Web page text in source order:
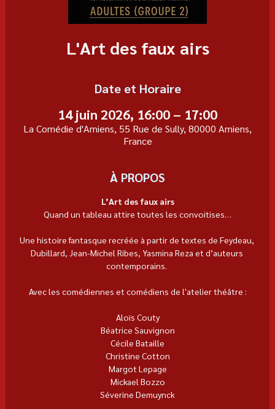
L'Art des faux airs
Date et Horaire
14 juin 2026, 16:00 – 17:00
La Comédie d'Amiens, 55 Rue de Sully, 80000 Amiens,
France
À PROPOS
L’Art des faux airs
Quand un tableau attire toutes les convoitises…
Une histoire fantasque recréée à partir de textes de Feydeau,
Dubillard, Jean-Michel Ribes, Yasmina Reza et d’auteurs
contemporains.
Avec les comédiennes et comédiens de l'atelier théâtre :
Aloïs Couty
Béatrice Sauvignon
Cécile Bataille
Christine Cotton
Margot Lepage
Mickael Bozzo
Séverine Demuynck